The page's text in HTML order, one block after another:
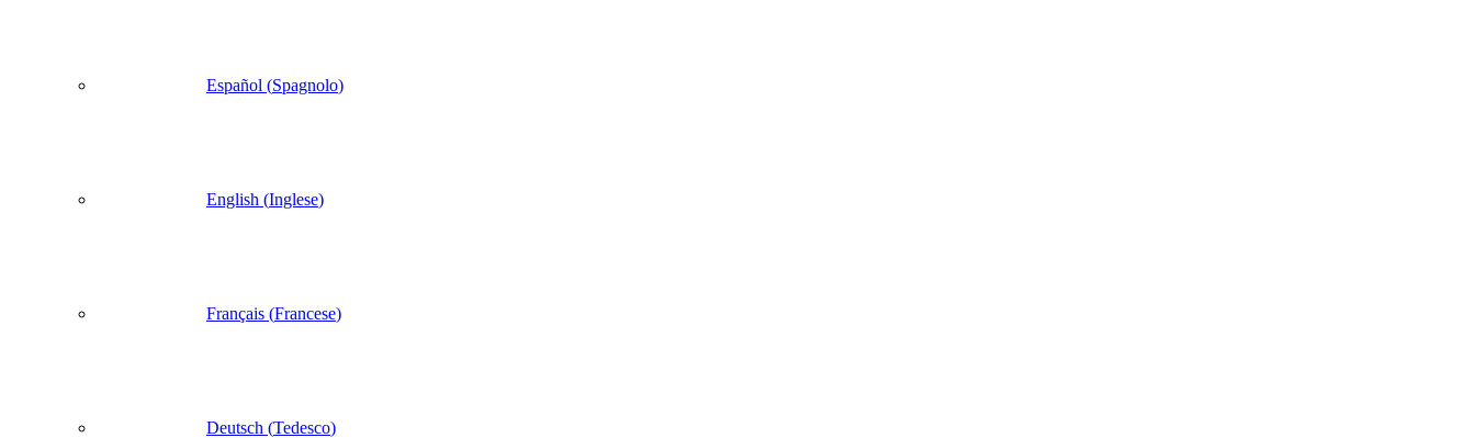
Español (Spagnolo)
English (Inglese)
Français (Francese)
Deutsch (Tedesco)